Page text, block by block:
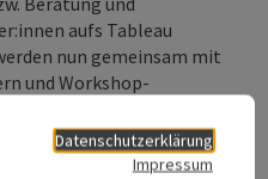
aufs Tableau
nun gemeinsam mit
und Workshop-
weiterbearbeitet und
Datenschutzerklärung
Impressum